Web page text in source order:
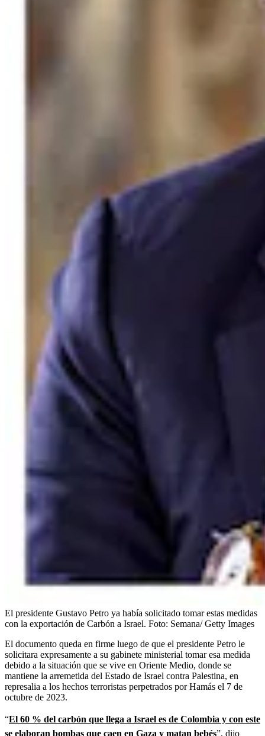
El presidente Gustavo Petro ya había solicitado tomar estas medidas
con la exportación de Carbón a Israel. Foto: Semana/ Getty Images
El documento queda en firme luego de que el presidente Petro le
solicitara expresamente a su gabinete ministerial tomar esa medida
debido a la situación que se vive en Oriente Medio, donde se
mantiene la arremetida del Estado de Israel contra Palestina, en
represalia a los hechos terroristas perpetrados por Hamás el 7 de
octubre de 2023.
“El 60 % del carbón que llega a Israel es de Colombia y con este
se elaboran bombas que caen en Gaza y matan bebés”, dijo